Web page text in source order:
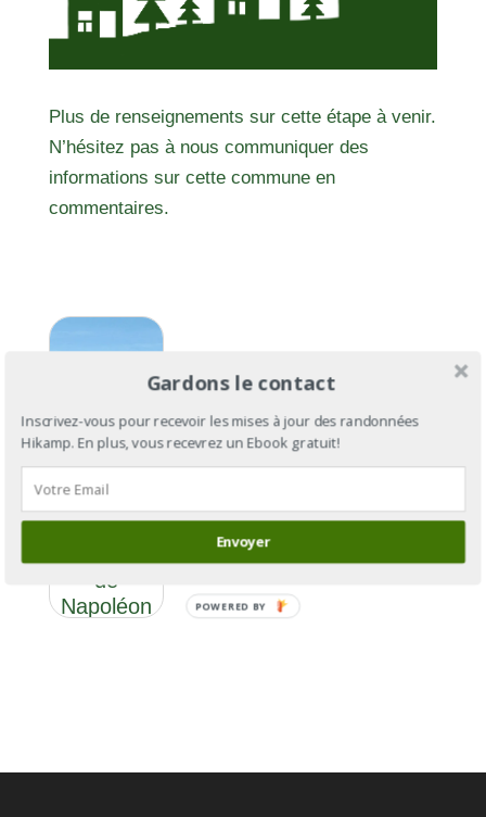
Plus de renseignements sur cette étape à venir.
N’hésitez pas à nous communiquer des
informations sur cette commune en
commentaires.
GR®406 :
de
Napoléon
Gardons le contact
Inscrivez-vous pour recevoir les mises à jour des randonnées
Hikamp. En plus, vous recevrez un Ebook gratuit!
Envoyer
POWERED BY